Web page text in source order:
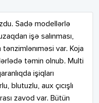
Sadə modellərlə
işə salınması,
tənzimlənıməsi var. Koja
təmin olnub. Multi
işiqları
blutuzlu, aux çıcışlı
zavod var. Bütün